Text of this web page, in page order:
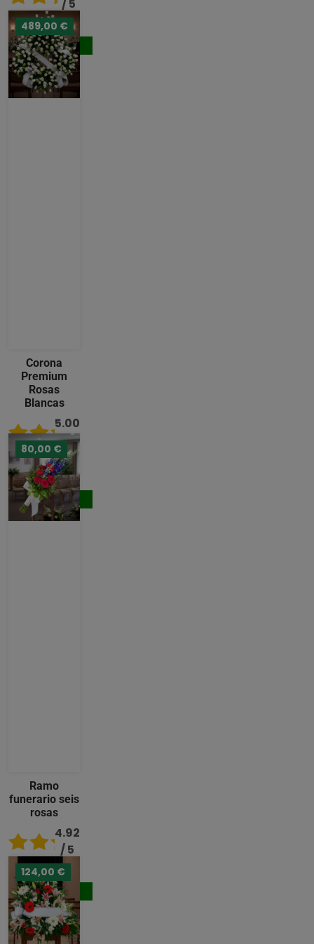
/ 5
176,00 €
Comprar
489,00 €
Corona
Premium
Rosas
Blancas
5.00
/ 5
489,00
€
Comprar
80,00 €
Ramo
funerario seis
rosas
4.92
/ 5
80,00 €
Comprar
124,00 €